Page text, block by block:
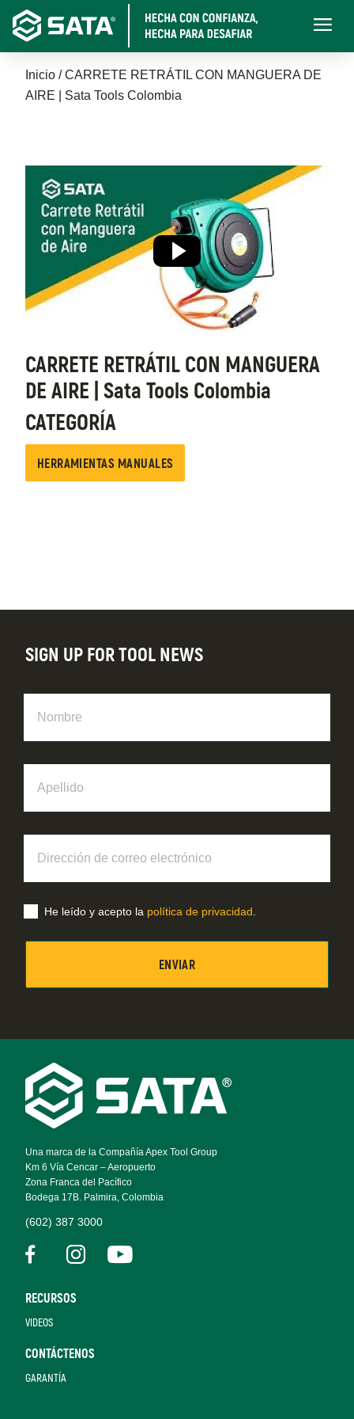
Pasar
contenido
principal
Main
Sobrescribir
enlaces
ayuda
la
navegación
Inicio
CARRETE RETRÁTIL CON MANGUERA DE
AIRE | Sata Tools Colombia
CARRETE RETRÁTIL CON MANGUERA
DE AIRE | Sata Tools Colombia
CATEGORÍA
HERRAMIENTAS MANUALES
Footer
Navigation
Una marca de la Compañía Apex Tool Group
Km 6 Vía Cencar – Aeropuerto
Zona Franca del Pacífico
Bodega 17B. Palmira, Colombia
(602) 387 3000
RECURSOS
VIDEOS
CONTÁCTENOS
GARANTÍA
SIGN UP FOR TOOL NEWS
correo
electrónico
He leído y acepto la política de privacidad